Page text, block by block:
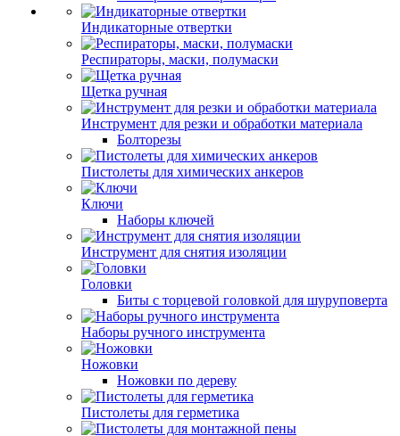
Индикаторные отвертки
Респираторы, маски, полумаски
Щетка ручная
Инструмент для резки и обработки материала
Болторезы
Пистолеты для химических анкеров
Ключи
Наборы ключей
Инструмент для снятия изоляции
Головки
Биты с торцевой головкой для шуруповерта
Наборы ручного инструмента
Ножовки
Ножовки по дереву
Пистолеты для герметика